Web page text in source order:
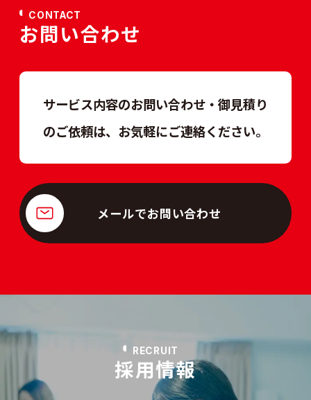
お問い合わせ
CONTACT
サービス内容のお問い合わせ・御見積り
のご依頼は、 お気軽にご連絡ください。
メールでお問い合わせ
採用情報
RECRUIT